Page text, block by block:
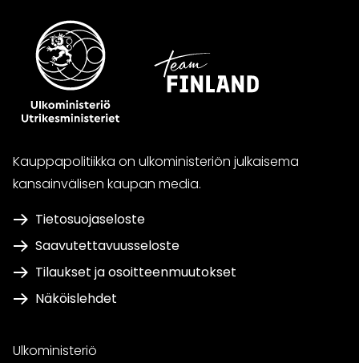
Kauppapolitiikka on ulkoministeriön julkaisema
kansainvälisen kaupan media.
Tietosuojaseloste
Saavutettavuusseloste
Tilaukset ja osoitteenmuutokset
Näköislehdet
Ulkoministeriö